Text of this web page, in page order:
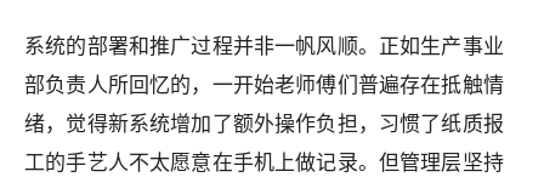
系统的部署和推广过程并非一帆风顺。正如生产事业
部负责人所回忆的，一开始老师傅们普遍存在抵触情
绪，觉得新系统增加了额外操作负担，习惯了纸质报
工的手艺人不太愿意在手机上做记录。但管理层坚持